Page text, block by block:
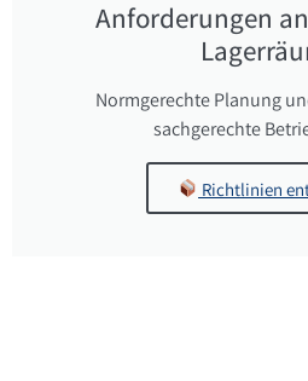
Anforderungen
Normgerechte Planung
sachgerechte
Richtlinien